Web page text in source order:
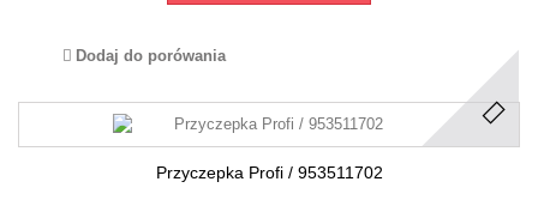
Dodaj do porówania
Przyczepka Profi / 953511702